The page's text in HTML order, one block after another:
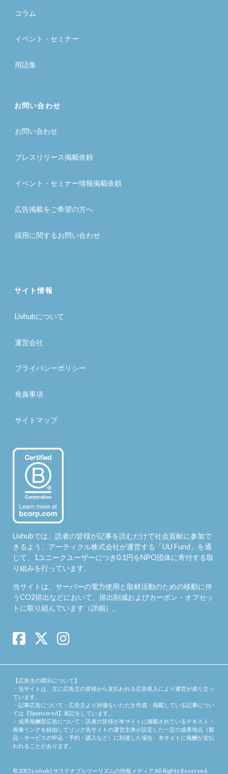
コラム
イベント・セミナー
用語集
お問い合わせ
お問い合わせ
プレスリリース掲載依頼
イベント・セミナー情報掲載依頼
広告掲載をご希望の方へ
採用に関するお問い合わせ
サイト情報
Livhubについて
運営会社
プライバシーポリシー
免責事項
サイトマップ
Livhubでは、読者の皆様が記事を読むだけで社会貢献に参加で
きるよう、アーティクル株式会社が運営する「UU Fund 」を通
じて、1ユニークユーザーにつき0.1円をNPO団体に寄付する取
り組みを行っています。
当サイトは、サーバーの電力使用と取材活動のための移動に伴
うCO2排出などにおいて、排出削減およびカーボン・オフセッ
トに取り組んでいます（詳細）。
【広告主の開示について】
・当サイトは、主に広告主の皆様から支払われる広告収入により運営が成り立っ
ています。
・記事広告について：広告主より対価をいただき作成・掲載している記事につい
ては【Sponsored】表記をしています。
・成果報酬型広告について：読者の皆様が本サイトに掲載されているテキスト・
画像リンクを経由してリンク先サイトの運営主体が設定した一定の成果地点（製
品・サービスの申込・予約・購入など）に到達した場合、本サイトに報酬が支払
われることがあります。
© 2015 Livhub | サステナブルツーリズムの情報メディア .All Rights Reserved.